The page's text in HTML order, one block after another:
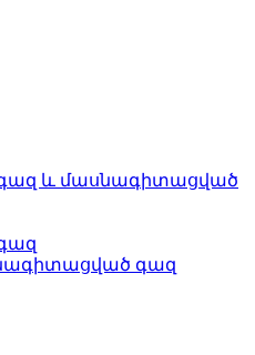
գազ և մասնագիտացված
գազ